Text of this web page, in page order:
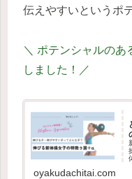
伝えやすいというポ
＼ ポテンシャルのあ
しました！／
oyakudachitai.com